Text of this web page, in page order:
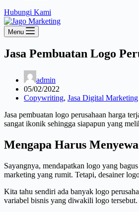
Hubungi Kami
Menu
Jasa Pembuatan Logo
admin
05/02/2022
Copywriting, Jasa Digital Marketing
Jasa pembuatan logo perusahaan harga
sangat ikonik sehingga siapapun yang
Mengapa Harus
Sayangnya, mendapatkan logo yang
marketing yang rumit. Tetapi, desainer
Kita tahu sendiri ada banyak logo
variabel bisnis yang diwakili logo